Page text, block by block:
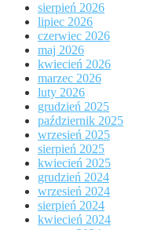
sierpień 2026
lipiec 2026
czerwiec 2026
maj 2026
kwiecień 2026
marzec 2026
luty 2026
grudzień 2025
październik 2025
wrzesień 2025
sierpień 2025
kwiecień 2025
grudzień 2024
wrzesień 2024
sierpień 2024
kwiecień 2024